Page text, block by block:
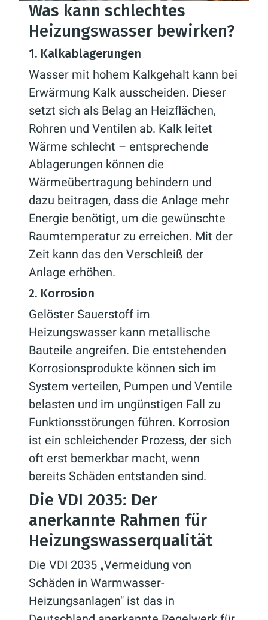
Was kann schlechtes
Heizungswasser bewirken?
1. Kalkablagerungen
Wasser mit hohem Kalkgehalt kann bei
Erwärmung Kalk ausscheiden. Dieser
setzt sich als Belag an Heizflächen,
Rohren und Ventilen ab. Kalk leitet
Wärme schlecht – entsprechende
Ablagerungen können die
Wärmeübertragung behindern und
dazu beitragen, dass die Anlage mehr
Energie benötigt, um die gewünschte
Raumtemperatur zu erreichen. Mit der
Zeit kann das den Verschleiß der
Anlage erhöhen.
2. Korrosion
Gelöster Sauerstoff im
Heizungswasser kann metallische
Bauteile angreifen. Die entstehenden
Korrosionsprodukte können sich im
System verteilen, Pumpen und Ventile
belasten und im ungünstigen Fall zu
Funktionsstörungen führen. Korrosion
ist ein schleichender Prozess, der sich
oft erst bemerkbar macht, wenn
bereits Schäden entstanden sind.
Die VDI 2035: Der
anerkannte Rahmen für
Heizungswasserqualität
Die VDI 2035 „Vermeidung von
Schäden in Warmwasser-
Heizungsanlagen" ist das in